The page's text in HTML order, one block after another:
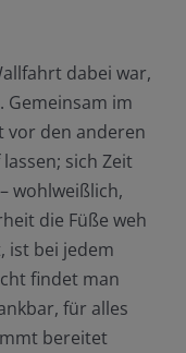
dabei war,
Gemeinsam im
vor den anderen
sich Zeit
wohlweißlich,
die Füße weh
ist bei jedem
findet man
für alles
bereitet